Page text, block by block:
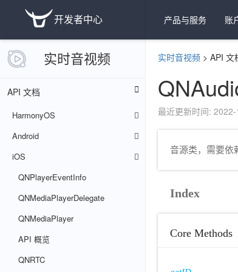
开发者中心 产品与服务 账
实时音视频
API 文档
HarmonyOS
Android
iOS
QNPlayerEventInfo
QNMediaPlayerDelegate
QNMediaPlayer
API 概览
QNRTC
实时音视频 > API 文
最近更新时间:
音源类，需要依
Index
Core Methods